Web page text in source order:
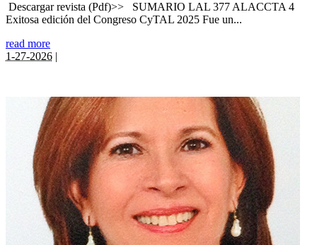
Descargar revista (Pdf)>> SUMARIO LAL 377 ALACCTA 4
Exitosa edición del Congreso CyTAL 2025 Fue un...
read more
1-27-2026 |